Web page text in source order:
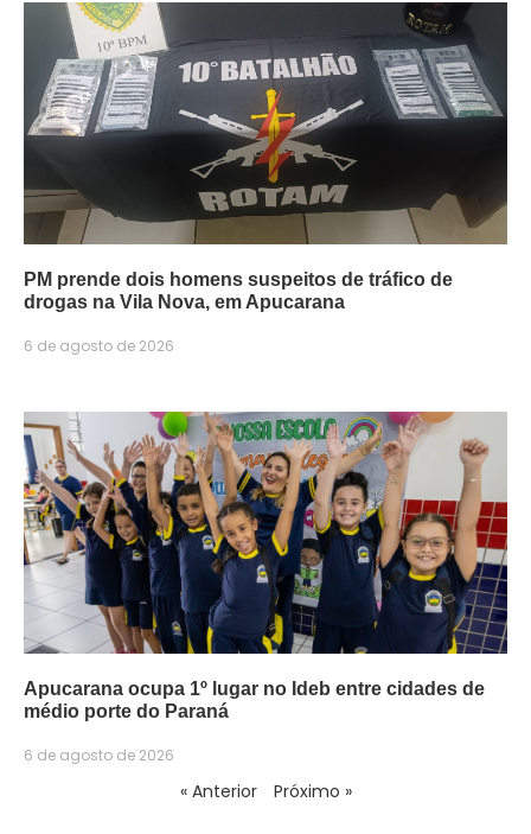
PM prende dois homens suspeitos de tráfico de
drogas na Vila Nova, em Apucarana
6 de agosto de 2026
Apucarana ocupa 1º lugar no Ideb entre cidades de
médio porte do Paraná
6 de agosto de 2026
« Anterior Próximo »